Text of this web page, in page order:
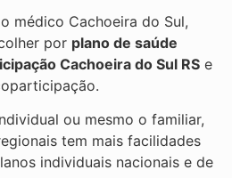
médico Cachoeira do Sul,
por plano de saúde
Cachoeira do Sul RS e
ou mesmo o familiar,
tem mais facilidades
individuais nacionais e de